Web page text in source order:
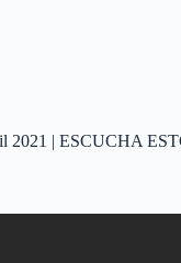
2021 | ESCUCHA